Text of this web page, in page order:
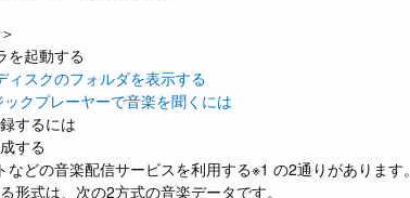
を起動する
ィスクのフォルダを表示する
クプレーヤーで音楽を聞くには
するには
する
などの音楽配信サービスを利用する※1 の2通りがあります。
形式は、次の2方式の音楽データです。